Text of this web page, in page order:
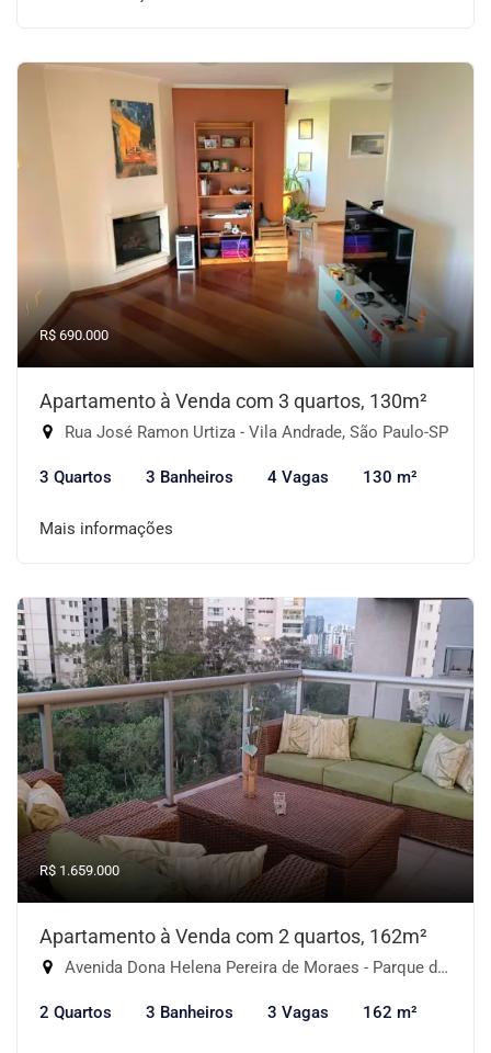
R$ 690.000
Apartamento à Venda com 3 quartos, 130m²
Rua José Ramon Urtiza - Vila Andrade, São Paulo-SP
3 Quartos 3 Banheiros 4 Vagas 130 m²
Mais informações
R$ 1.659.000
Apartamento à Venda com 2 quartos, 162m²
Avenida Dona Helena Pereira de Moraes - Parque do Morumbi, São Paulo-SP
2 Quartos 3 Banheiros 3 Vagas 162 m²